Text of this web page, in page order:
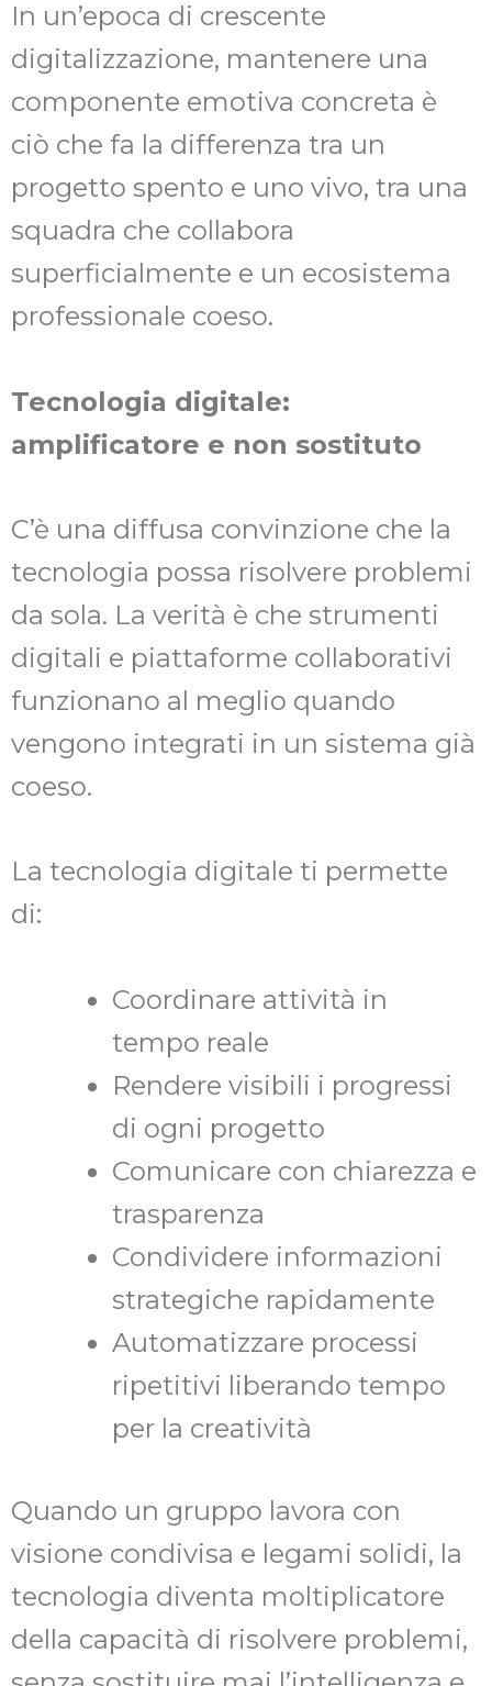
In un’epoca di crescente
digitalizzazione, mantenere una
componente emotiva concreta è
ciò che fa la differenza tra un
progetto spento e uno vivo, tra una
squadra che collabora
superficialmente e un ecosistema
professionale coeso.
Tecnologia digitale:
amplificatore e non sostituto
C’è una diffusa convinzione che la
tecnologia possa risolvere problemi
da sola. La verità è che strumenti
digitali e piattaforme collaborativi
funzionano al meglio quando
vengono integrati in un sistema già
coeso.
La tecnologia digitale ti permette
di:
Coordinare attività in
tempo reale
Rendere visibili i progressi
di ogni progetto
Comunicare con chiarezza e
trasparenza
Condividere informazioni
strategiche rapidamente
Automatizzare processi
ripetitivi liberando tempo
per la creatività
Quando un gruppo lavora con
visione condivisa e legami solidi, la
tecnologia diventa moltiplicatore
della capacità di risolvere problemi,